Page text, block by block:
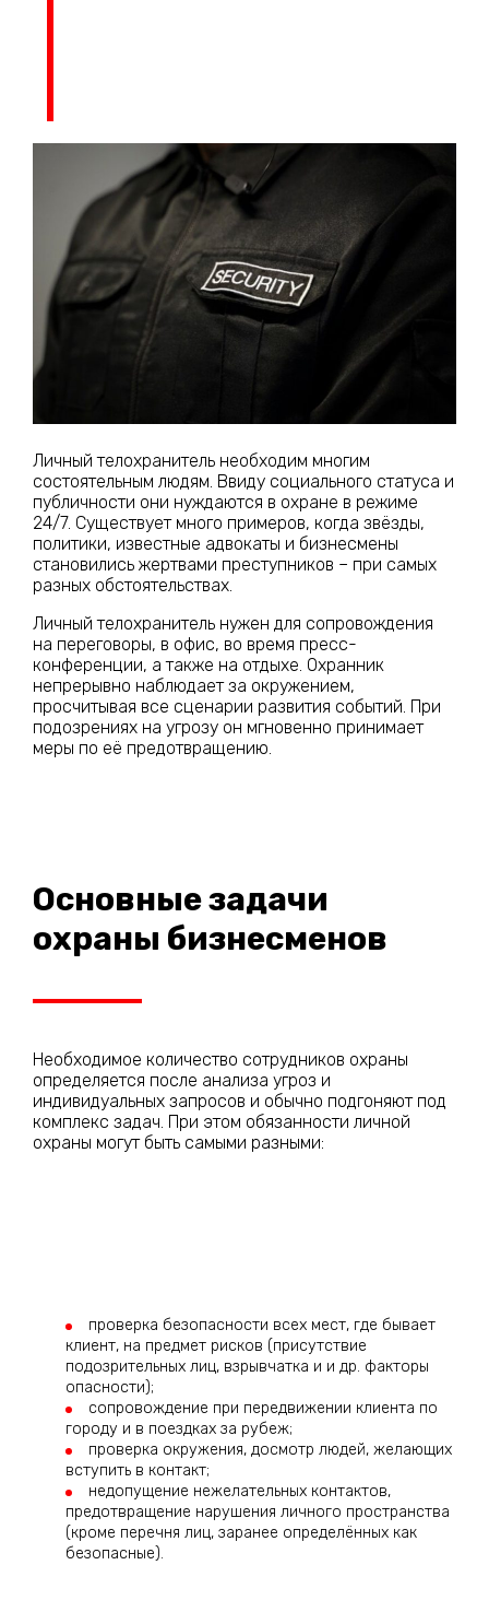
Личный телохранитель необходим многим
состоятельным людям. Ввиду социального статуса и
публичности они нуждаются в охране в режиме
24/7. Существует много примеров, когда звёзды,
политики, известные адвокаты и бизнесмены
становились жертвами преступников – при самых
разных обстоятельствах.
Личный телохранитель нужен для сопровождения
на переговоры, в офис, во время пресс-
конференции, а также на отдыхе. Охранник
непрерывно наблюдает за окружением,
просчитывая все сценарии развития событий. При
подозрениях на угрозу он мгновенно принимает
меры по её предотвращению.
Основные задачи
охраны бизнесменов
Необходимое количество сотрудников охраны
определяется после анализа угроз и
индивидуальных запросов и обычно подгоняют под
комплекс задач. При этом обязанности личной
охраны могут быть самыми разными:
проверка безопасности всех мест, где бывает
клиент, на предмет рисков (присутствие
подозрительных лиц, взрывчатка и и др. факторы
опасности);
сопровождение при передвижении клиента по
городу и в поездках за рубеж;
проверка окружения, досмотр людей, желающих
вступить в контакт;
недопущение нежелательных контактов,
предотвращение нарушения личного пространства
(кроме перечня лиц, заранее определённых как
безопасные).